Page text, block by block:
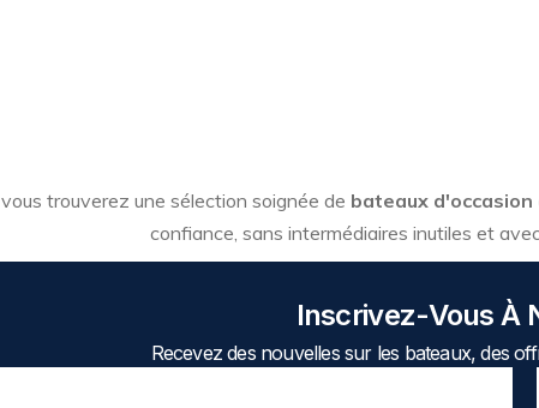
vous trouverez une sélection soignée de bateaux
confiance, sans intermédiaires inutiles et
Inscrivez-Vous À
Recevez des nouvelles sur les bateaux, des